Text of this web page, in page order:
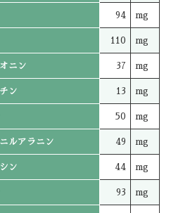
94 mg
110 mg
ニン 37 mg
ン 13 mg
50 mg
ルアラニン 49 mg
ン 44 mg
93 mg